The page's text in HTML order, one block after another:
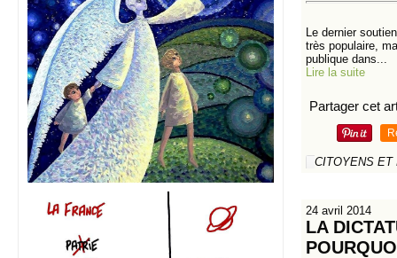
Le dernier
très populaire,
publique dans...
Lire la suite
Partager cet
CITOYENS ET
24 avril 2014
LA